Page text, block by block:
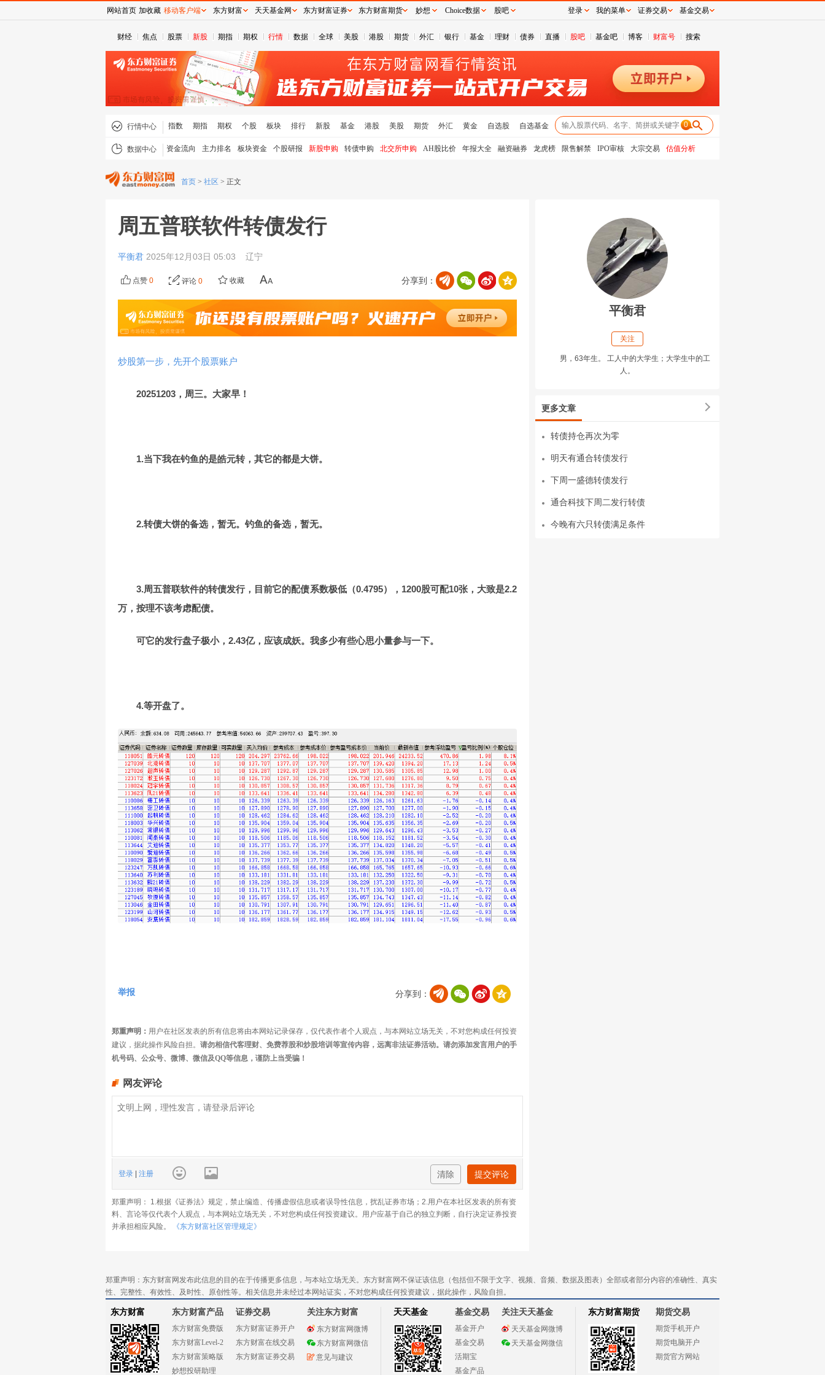
财经 焦点 股票 新股 期指 期权 行情 数据 全球 美股 港股 期货 外汇 银行 基金 理财 债券 直播 股吧 基金吧 博客 财富号 搜索
行情中心 指数 期指 期权 个股 板块 排行 新股 基金 港股 美股 期货 外汇 黄金 自选股 自选基金 0
数据中心 资金流向 主力排名 板块资金 个股研报 新股申购 转债申购 北交所申购 AH股比价 年报大全 融资融券 龙虎榜 限售解禁 IPO审核 大宗交易 估值分析
首页 > 社区 > 正文
周五普联软件转债发行
平衡君 2025年12月03日 05:03 辽宁
分享到：
点赞 0 评论 0 收藏
炒股第一步，先开个股票账户
20251203，周三。大家早！
1.当下我在钓鱼的是皓元转，其它的都是大饼。
2.转债大饼的备选，暂无。钓鱼的备选，暂无。
3.周五普联软件的转债发行，目前它的配债系数极低（0.4795），1200股可配10张，大致是2.2
万，按理不该考虑配债。
可它的发行盘子极小，2.43亿，应该成妖。我多少有些心思小量参与一下。
4.等开盘了。
分享到：
举报
郑重声明： 用户在社区发表的所有信息将由本网站记录保存，仅代表作者个人观点，与本网站立场无关，不对您构成任何投资
建议，据此操作风险自担。 请勿相信代客理财、免费荐股和炒股培训等宣传内容，远离非法证券活动。请勿添加发言用户的手
机号码、公众号、微博、微信及QQ等信息，谨防上当受骗！
网友评论
登录 | 注册 清除 提交评论
郑重声明： 1.根据《证券法》规定，禁止编造、传播虚假信息或者误导性信息，扰乱证券市场；2.用户在本社区发表的所有资
料、言论等仅代表个人观点，与本网站立场无关，不对您构成任何投资建议。用户应基于自己的独立判断，自行决定证券投资
并承担相应风险。
《东方财富社区管理规定》
平衡君
关注
男，63年生。 工人中的大学生；大学生中的工
人。
更多文章
转债持仓再次为零
明天有通合转债发行
下周一盛德转债发行
通合科技下周二发行转债
今晚有六只转债满足条件
郑重声明：东方财富网发布此信息的目的在于传播更多信息，与本站立场无关。东方财富网不保证该信息（包括但不限于文字、视频、音频、数据及图表）全部或者部分内容的准确性、真实
性、完整性、有效性、及时性、原创性等。相关信息并未经过本网站证实，不对您构成任何投资建议，据此操作，风险自担。
东方财富 东方财富产品
东方财富免费版
东方财富Level-2
东方财富策略版
妙想投研助理
证券交易
东方财富证券开户
东方财富在线交易
东方财富证券交易
关注东方财富
东方财富网微博
东方财富网微信
意见与建议
天天基金 基金交易
基金开户
基金交易
活期宝
基金产品
关注天天基金
天天基金网微博
天天基金网微信
东方财富期货 期货交易
期货手机开户
期货电脑开户
期货官方网站
网站首页 加收藏 移动客户端 东方财富 天天基金网 东方财富证券 东方财富期货 妙想 Choice数据 股吧 登录 我的菜单 证券交易 基金交易